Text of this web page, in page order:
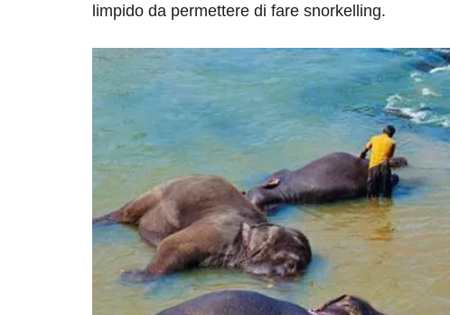
limpido da permettere di fare snorkelling.
il Louvre in
di 4 ore
Paros e la Grecia di
Immaturi il Viaggio
Giugno 26, 2013